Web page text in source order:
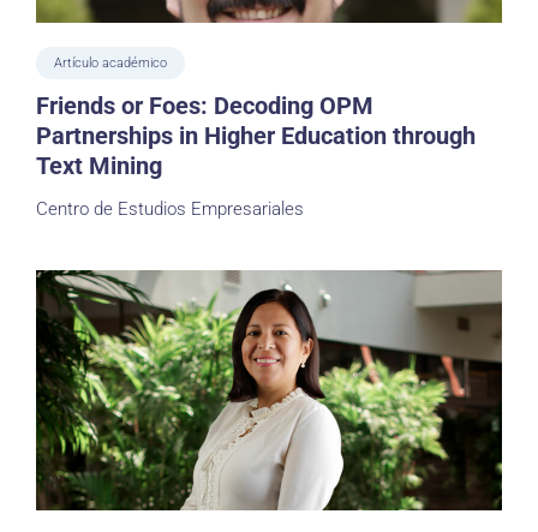
Artículo académico
Friends or Foes: Decoding OPM
Partnerships in Higher Education through
Text Mining
Centro de Estudios Empresariales